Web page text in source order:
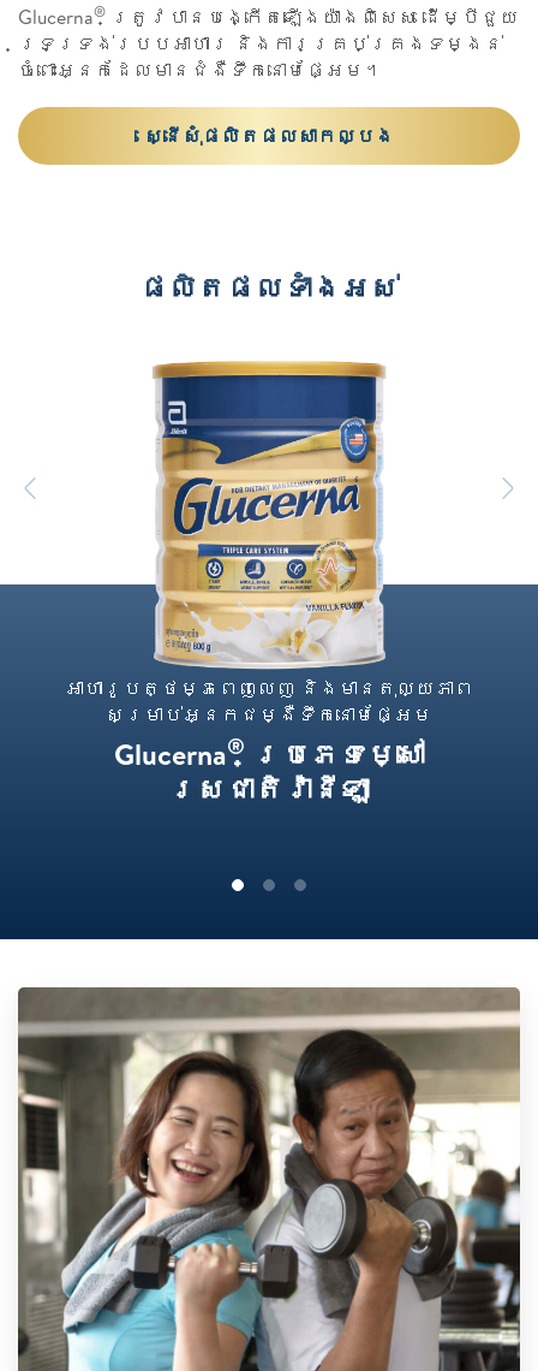
Glucerna® ត្រូវបានបង្កើតឡើងយ៉ាងពិសេស ដើម្បីជួយ
ទ្រទ្រង់របបអាហារ និងការគ្រប់គ្រងទម្ងន់
ចំពោះអ្នកដែលមានជំងឺទឹកនោមផ្អែម។
ស្នើសុំផលិតផលសាកល្បង
ផលិតផលទាំងអស់
អាហារូបត្ថម្ភពេញលេញ និងមានតុល្យភាព
សម្រាប់អ្នកជម្ងឺទឹកនោមផ្អែម
Glucerna® ប្រភេទម្សៅ
រសជាតិវ៉ានីឡា